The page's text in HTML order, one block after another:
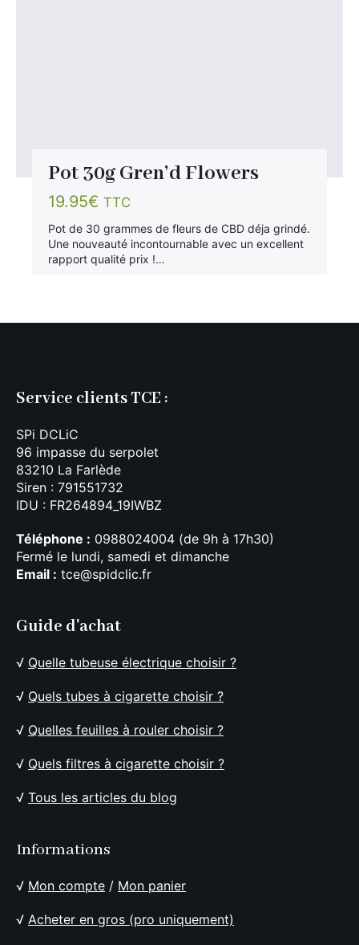
Pot 30g Gren’d Flowers
19.95€ TTC
Pot de 30 grammes de fleurs de CBD déja grindé.
Une nouveauté incontournable avec un excellent
rapport qualité prix !…
Service clients TCE :
SPi DCLiC
96 impasse du serpolet
83210 La Farlède
Siren : 791551732
IDU : FR264894_19IWBZ
Téléphone : 0988024004 (de 9h à 17h30)
Fermé le lundi, samedi et dimanche
Email : tce@spidclic.fr
Guide d'achat
√ Quelle tubeuse électrique choisir ?
√ Quels tubes à cigarette choisir ?
√ Quelles feuilles à rouler choisir ?
√ Quels filtres à cigarette choisir ?
√ Tous les articles du blog
Informations
√ Mon compte / Mon panier
√ Acheter en gros (pro uniquement)